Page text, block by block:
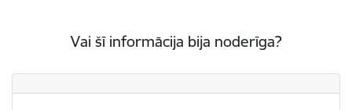
Vai šī informācija bija noderīga?
Vai šī informācija bija noderīga?